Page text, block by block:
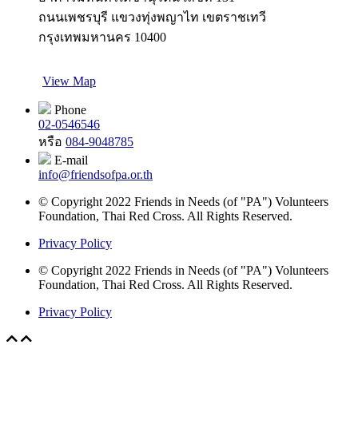
ถนนเพชรบุรี แขวงทุ่งพญาไท เขตราชเทวี
กรุงเทพมหานคร 10400
View Map
Phone
02-0546546
หรือ 084-9048785
E-mail
info@friendsofpa.or.th
© Copyright 2022 Friends in Needs (of "PA") Volunteers
Foundation, Thai Red Cross. All Rights Reserved.
Privacy Policy
© Copyright 2022 Friends in Needs (of "PA") Volunteers
Foundation, Thai Red Cross. All Rights Reserved.
Privacy Policy